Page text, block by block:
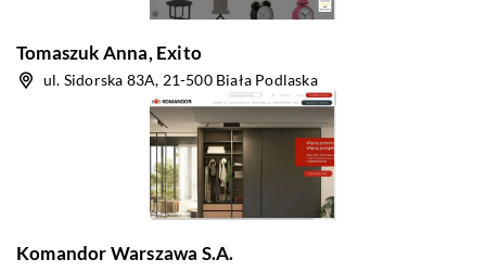
Tomaszuk Anna, Exito
ul. Sidorska 83A, 21-500 Biała Podlaska
Komandor Warszawa S.A.